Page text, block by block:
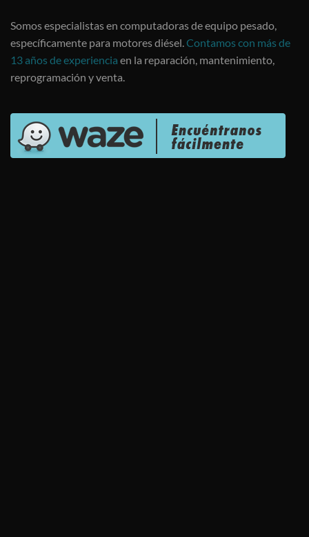
Somos especialistas en computadoras de equipo pesado,
específicamente para motores diésel. Contamos con más de
13 años de experiencia en la reparación, mantenimiento,
reprogramación y venta.